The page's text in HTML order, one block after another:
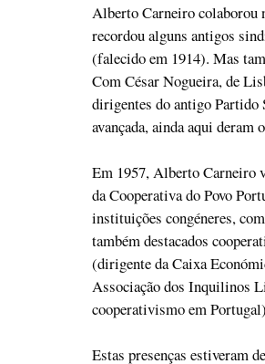
Alberto Carneiro colaborou
recordou alguns antigos
(falecido em 1914). Mas
Com César Nogueira, de
dirigentes do antigo Partido
avançada, ainda aqui deram
Em 1957, Alberto Carneiro
da Cooperativa do Povo
instituições congéneres,
também destacados
(dirigente da Caixa
Associação dos Inquilinos
cooperativismo em
Estas presenças estiveram